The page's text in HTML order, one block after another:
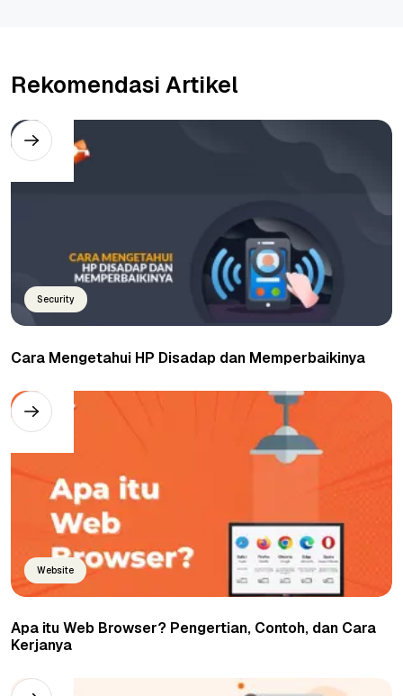
Rekomendasi Artikel
Security
Cara Mengetahui HP Disadap dan Memperbaikinya
Website
Apa itu Web Browser? Pengertian, Contoh, dan Cara
Kerjanya